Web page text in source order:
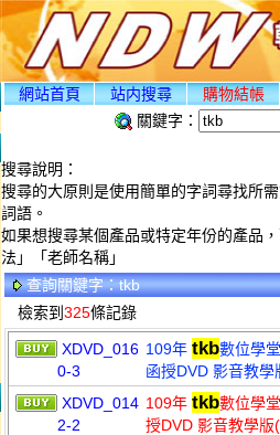
網站首頁 站内搜尋
購物結帳
關鍵字：
搜尋說明：
搜尋的大原則是使用簡單的字詞尋找所
詞語。
如果想搜尋某個產品或特定年份的產品
法」「老師名稱」
查詢關鍵字：tkb
檢索到 325條記錄
XDVD_016
0-3
109年 tkb數位學
函授DVD 影音教學
XDVD_014
2-2
109年 tkb數位學
授DVD 影音教學版